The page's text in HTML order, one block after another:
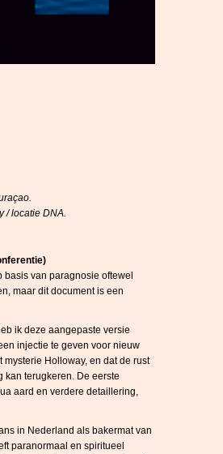
/ locatie DNA.
basis van paragnosie oftewel
maar dit document is een
ik deze aangepaste versie
injectie te geven voor nieuw
Holloway, en dat de rust
kan terugkeren. De eerste
aard en verdere detaillering,
in Nederland als bakermat van
paranormaal en spiritueel